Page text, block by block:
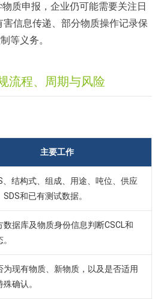
质申报，企业仍可能需要关注日
信息传递、部分物质操作记录保
等义务。
流程、周期与风险
主要工作
、结构式、组成、用途、吨位、供应
和已有测试数据。
数据库及物质身份信息判断CSCL和
为现有物质、新物质，以及是否适用
确认。